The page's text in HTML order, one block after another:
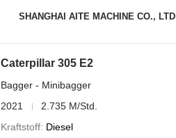
SHANGHAI AITE MACHINE CO., LTD
Caterpillar 305 E2
Bagger - Minibagger
2021
2.735 M/Std.
Kraftstoff Diesel